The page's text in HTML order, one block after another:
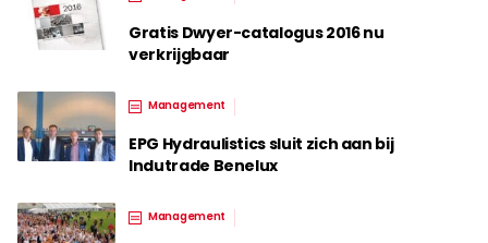
Gratis Dwyer-catalogus 2016 nu
verkrijgbaar
Management
EPG Hydraulistics sluit zich aan bij
Indutrade Benelux
Management